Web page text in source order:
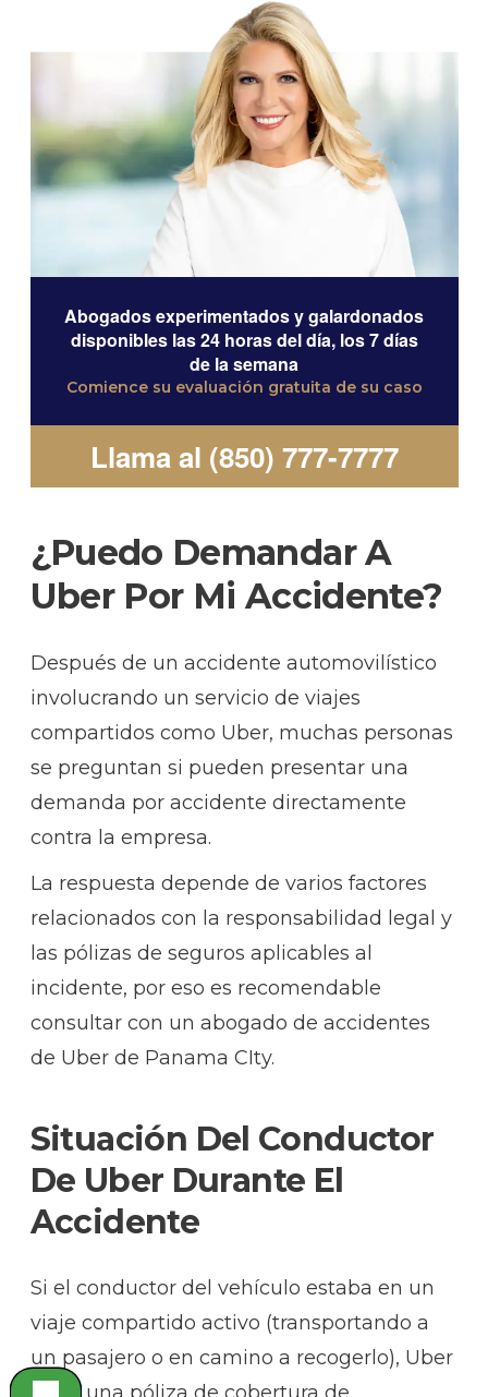
Abogados experimentados y galardonados
disponibles las 24 horas del día, los 7 días
de la semana
Comience su evaluación gratuita de su caso
Llama al (850) 777-7777
¿Puedo Demandar A
Uber Por Mi Accidente?
Después de un accidente automovilístico
involucrando un servicio de viajes
compartidos como Uber, muchas personas
se preguntan si pueden presentar una
demanda por accidente directamente
contra la empresa.
La respuesta depende de varios factores
relacionados con la responsabilidad legal y
las pólizas de seguros aplicables al
incidente, por eso es recomendable
consultar con un abogado de accidentes
de Uber de Panama CIty.
Situación Del Conductor
De Uber Durante El
Accidente
Si el conductor del vehículo estaba en un
viaje compartido activo (transportando a
un pasajero o en camino a recogerlo), Uber